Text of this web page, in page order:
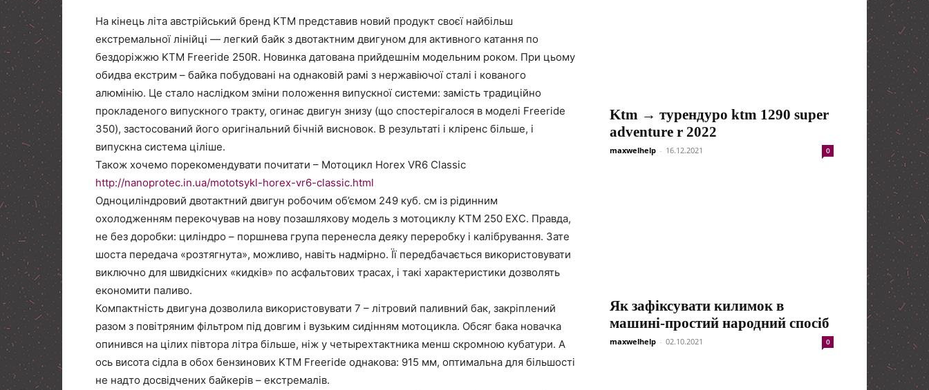
На кінець літа австрійський бренд KTM представив новий продукт своєї найбільш
екстремальної лінійці — легкий байк з двотактним двигуном для активного катання по
бездоріжжю KTM Freeride 250R. Новинка датована прийдешнім модельним роком. При цьому
обидва екстрим – байка побудовані на однаковій рамі з нержавіючої сталі і кованого
алюмінію. Це стало наслідком зміни положення випускної системи: замість традиційно
прокладеного випускного тракту, огинає двигун знизу (що спостерігалося в моделі Freeride
350), застосований його оригінальний бічній висновок. В результаті і кліренс більше, і
випускна система ціліше.
Також хочемо порекомендувати почитати – Мотоцикл Horex VR6 Classic
http://nanoprotec.in.ua/mototsykl-horex-vr6-classic.html
Одноциліндровий двотактний двигун робочим об’ємом 249 куб. см із рідинним
охолодженням перекочував на нову позашляхову модель з мотоциклу KTM 250 EXC. Правда,
не без доробки: циліндро – поршнева група перенесла деяку переробку і калібрування. Зате
шоста передача «розтягнута», можливо, навіть надмірно. Її передбачається використовувати
виключно для швидкісних «кидків» по асфальтових трасах, і такі характеристики дозволять
економити паливо.
Компактність двигуна дозволила використовувати 7 – літровий паливний бак, закріплений
разом з повітряним фільтром під довгим і вузьким сидінням мотоцикла. Обсяг бака новачка
опинився на цілих півтора літра більше, ніж у четырехтактника менш скромною кубатури. А
ось висота сідла в обох бензинових KTM Freeride однакова: 915 мм, оптимальна для більшості
не надто досвідчених байкерів – екстремалів.
Ktm → турендуро ktm 1290 super
adventure r 2022
maxwelhelp - 16.12.2021 0
Як зафіксувати килимок в
машині-простий народний спосіб
maxwelhelp - 02.10.2021 0